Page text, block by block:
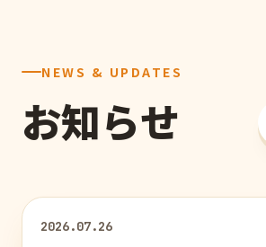
NEWS & UPDATES
お知らせ
2026.07.26